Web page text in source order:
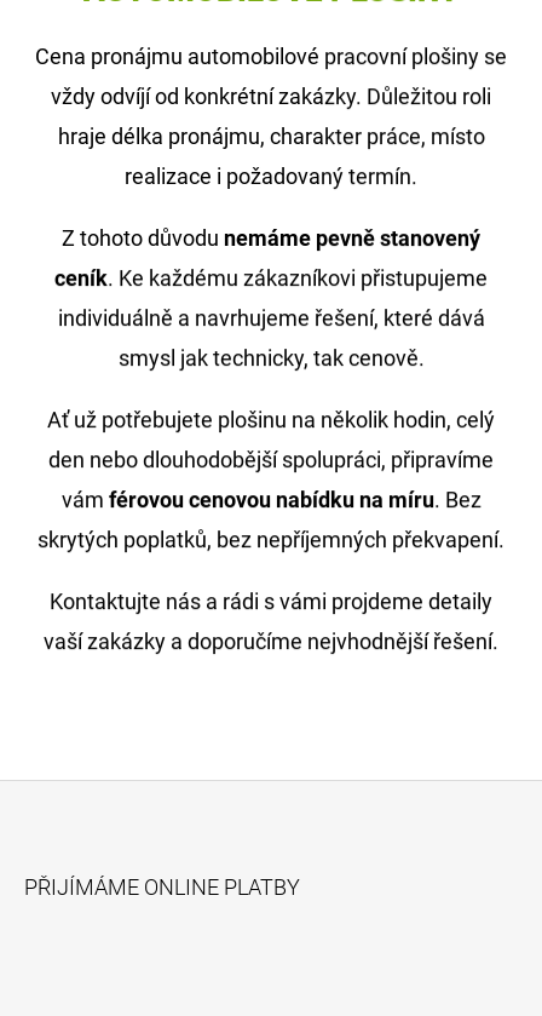
Cena pronájmu automobilové pracovní plošiny se
vždy odvíjí od konkrétní zakázky. Důležitou roli
hraje délka pronájmu, charakter práce, místo
realizace i požadovaný termín.
Z tohoto důvodu nemáme pevně stanovený
ceník. Ke každému zákazníkovi přistupujeme
individuálně a navrhujeme řešení, které dává
smysl jak technicky, tak cenově.
Ať už potřebujete plošinu na několik hodin, celý
den nebo dlouhodobější spolupráci, připravíme
vám férovou cenovou nabídku na míru. Bez
skrytých poplatků, bez nepříjemných překvapení.
Kontaktujte nás a rádi s vámi projdeme detaily
vaší zakázky a doporučíme nejvhodnější řešení.
PŘIJÍMÁME ONLINE PLATBY